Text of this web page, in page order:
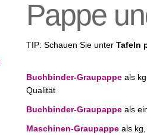
Pappe
TIP: Schauen Sie unter Tafeln
Buchbinder-Graupappe als
Qualität
Buchbinder-Graupappe als
Maschinen-Graupappe als